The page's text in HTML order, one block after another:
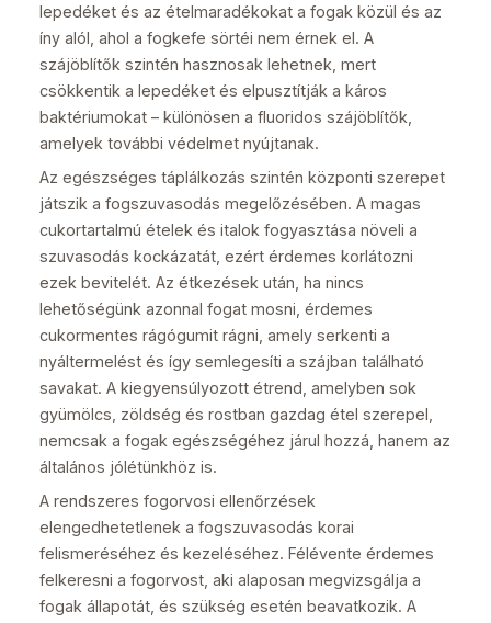
lepedéket és az ételmaradékokat a fogak közül és az
íny alól, ahol a fogkefe sörtéi nem érnek el. A
szájöblítők szintén hasznosak lehetnek, mert
csökkentik a lepedéket és elpusztítják a káros
baktériumokat – különösen a fluoridos szájöblítők,
amelyek további védelmet nyújtanak.
Az egészséges táplálkozás szintén központi szerepet
játszik a fogszuvasodás megelőzésében. A magas
cukortartalmú ételek és italok fogyasztása növeli a
szuvasodás kockázatát, ezért érdemes korlátozni
ezek bevitelét. Az étkezések után, ha nincs
lehetőségünk azonnal fogat mosni, érdemes
cukormentes rágógumit rágni, amely serkenti a
nyáltermelést és így semlegesíti a szájban található
savakat. A kiegyensúlyozott étrend, amelyben sok
gyümölcs, zöldség és rostban gazdag étel szerepel,
nemcsak a fogak egészségéhez járul hozzá, hanem az
általános jólétünkhöz is.
A rendszeres fogorvosi ellenőrzések
elengedhetetlenek a fogszuvasodás korai
felismeréséhez és kezeléséhez. Félévente érdemes
felkeresni a fogorvost, aki alaposan megvizsgálja a
fogak állapotát, és szükség esetén beavatkozik. A